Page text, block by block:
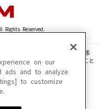
Rights Reserved.
真・動画・音声等を、手段や形態
製、転載、ファイル化などすること
ない場合があります。
る場合があります。
on our
ads and to analyze
to customize